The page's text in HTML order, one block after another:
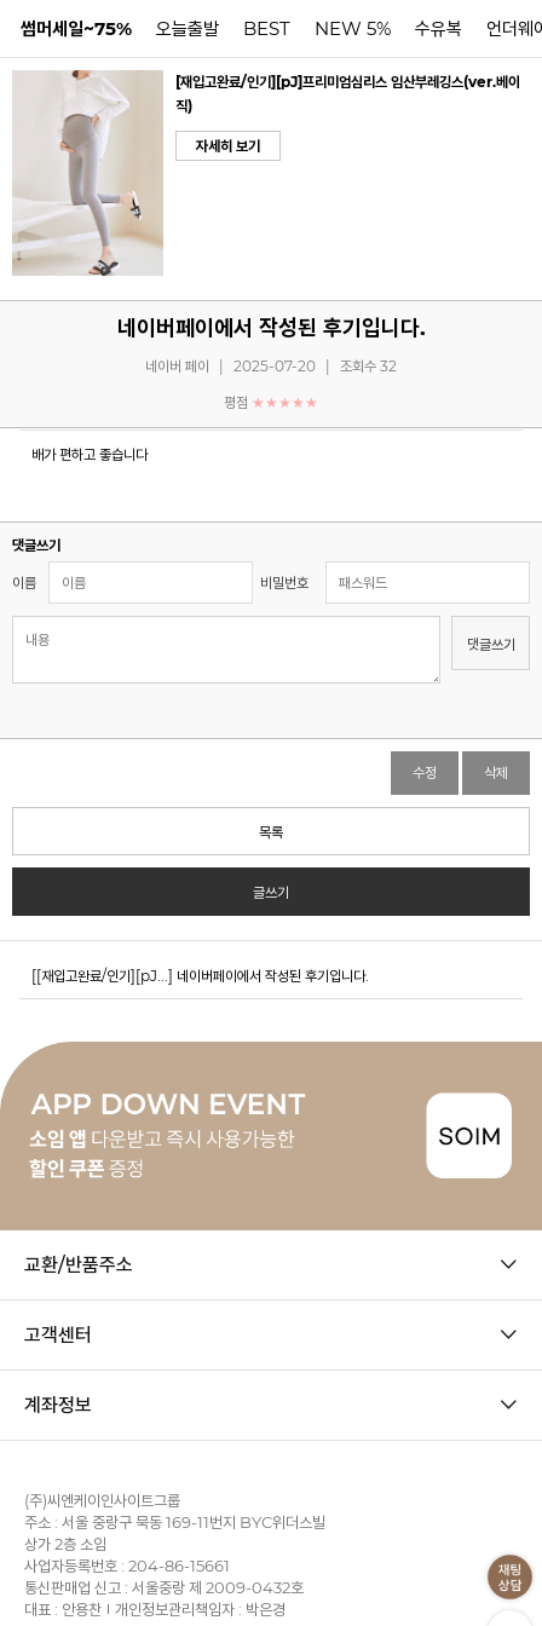
썸머세일~75% 오늘출발 BEST NEW 5% 수유복 언더웨
[재입고완료/인기][pJ]프리미엄심리스 임산부레깅스(ver.베이
직)
자세히 보기
네이버페이에서 작성된 후기입니다.
네이버 페이 2025-07-20
조회수 32
평점 ★★★★★
배가 편하고 좋습니다
댓글쓰기
이름 비밀번호
댓글쓰기
수정 삭제
목록
글쓰기
[[재입고완료/인기][pJ...] 네이버페이에서 작성된 후기입니다.
교환/반품주소
고객센터
계좌정보
(주)씨엔케이인사이트그룹
주소 : 서울 중랑구 묵동 169-11번지 BYC위더스빌
상가 2층 소임
사업자등록번호 : 204-86-15661
통신판매업 신고 : 서울중랑 제 2009-0432호
대표 : 안용찬
개인정보관리책임자 : 박은경